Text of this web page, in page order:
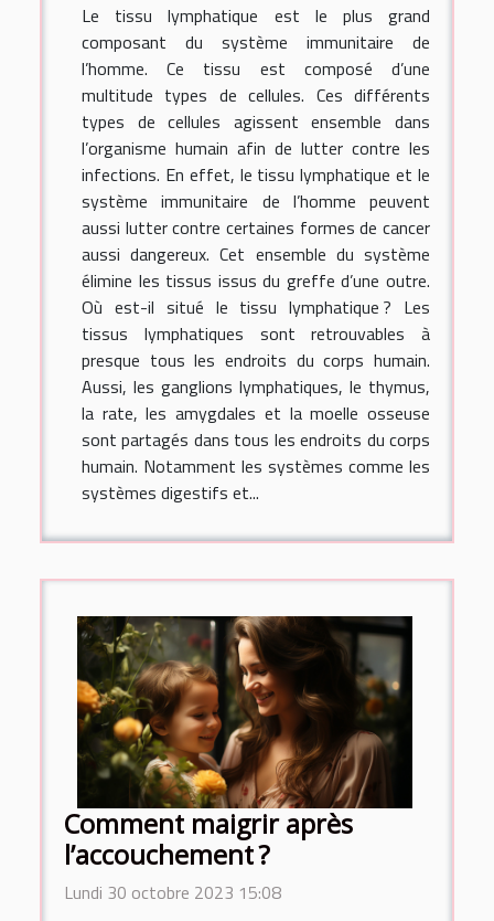
Le tissu lymphatique est le plus grand
composant du système immunitaire de
l’homme. Ce tissu est composé d’une
multitude types de cellules. Ces différents
types de cellules agissent ensemble dans
l’organisme humain afin de lutter contre les
infections. En effet, le tissu lymphatique et le
système immunitaire de l’homme peuvent
aussi lutter contre certaines formes de cancer
aussi dangereux. Cet ensemble du système
élimine les tissus issus du greffe d’une outre.
Où est-il situé le tissu lymphatique ? Les
tissus lymphatiques sont retrouvables à
presque tous les endroits du corps humain.
Aussi, les ganglions lymphatiques, le thymus,
la rate, les amygdales et la moelle osseuse
sont partagés dans tous les endroits du corps
humain. Notamment les systèmes comme les
systèmes digestifs et...
Comment maigrir après
l’accouchement ?
Lundi 30 octobre 2023 15:08